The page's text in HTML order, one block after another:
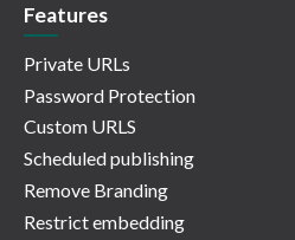
Features
Private URLs
Password Protection
Custom URLS
Scheduled publishing
Remove Branding
Restrict embedding